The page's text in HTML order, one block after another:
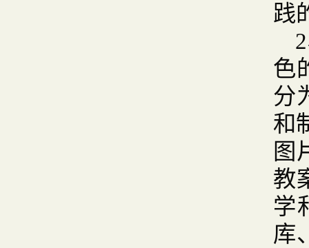
践
2
色
分
和
图
教
学
库